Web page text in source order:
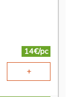
14€/pc
+